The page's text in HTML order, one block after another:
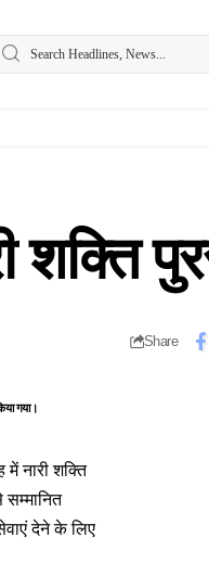
शक्ति
Share
गया।
में नारी शक्ति
सम्मानित
देने के लिए